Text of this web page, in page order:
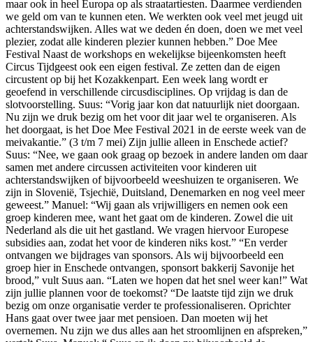
maar ook in heel Europa op als straatartiesten. Daarmee verdienden
we geld om van te kunnen eten. We werkten ook veel met jeugd uit
achterstandswijken. Alles wat we deden én doen, doen we met veel
plezier, zodat alle kinderen plezier kunnen hebben.” Doe Mee
Festival Naast de workshops en wekelijkse bijeenkomsten heeft
Circus Tijdgeest ook een eigen festival. Ze zetten dan de eigen
circustent op bij het Kozakkenpart. Een week lang wordt er
geoefend in verschillende circusdisciplines. Op vrijdag is dan de
slotvoorstelling. Suus: “Vorig jaar kon dat natuurlijk niet doorgaan.
Nu zijn we druk bezig om het voor dit jaar wel te organiseren. Als
het doorgaat, is het Doe Mee Festival 2021 in de eerste week van de
meivakantie.” (3 t/m 7 mei) Zijn jullie alleen in Enschede actief?
Suus: “Nee, we gaan ook graag op bezoek in andere landen om daar
samen met andere circussen activiteiten voor kinderen uit
achterstandswijken of bijvoorbeeld weeshuizen te organiseren. We
zijn in Slovenië, Tsjechië, Duitsland, Denemarken en nog veel meer
geweest.” Manuel: “Wij gaan als vrijwilligers en nemen ook een
groep kinderen mee, want het gaat om de kinderen. Zowel die uit
Nederland als die uit het gastland. We vragen hiervoor Europese
subsidies aan, zodat het voor de kinderen niks kost.” “En verder
ontvangen we bijdrages van sponsors. Als wij bijvoorbeeld een
groep hier in Enschede ontvangen, sponsort bakkerij Savonije het
brood,” vult Suus aan. “Laten we hopen dat het snel weer kan!” Wat
zijn jullie plannen voor de toekomst? “De laatste tijd zijn we druk
bezig om onze organisatie verder te professionaliseren. Oprichter
Hans gaat over twee jaar met pensioen. Dan moeten wij het
overnemen. Nu zijn we dus alles aan het stroomlijnen en afspreken,”